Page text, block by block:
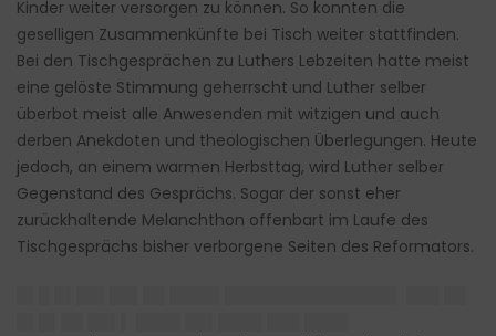
Kinder weiter versorgen zu können. So konnten die
geselligen Zusammenkünfte bei Tisch weiter stattfinden.
Bei den Tischgesprächen zu Luthers Lebzeiten hatte meist
eine gelöste Stimmung geherrscht und Luther selber
überbot meist alle Anwesenden mit witzigen und auch
derben Anekdoten und theologischen Überlegungen. Heute
jedoch, an einem warmen Herbsttag, wird Luther selber
Gegenstand des Gesprächs. Sogar der sonst eher
zurückhaltende Melanchthon offenbart im Laufe des
Tischgesprächs bisher verborgene Seiten des Reformators.